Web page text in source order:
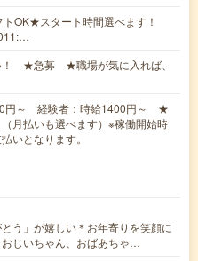
OK★スタート時間選べます！
！ ★急募 ★職場が気に入れば、
円～ 経験者：時給1400円～ ★
月払いも選べます）※稼働開始時
いとなります。
う」が嬉しい＊お年寄りを笑顔に
じいちゃん、おばあちゃ…